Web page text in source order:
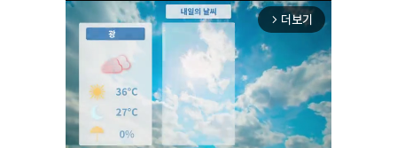
arrow_forward_ios 더보기